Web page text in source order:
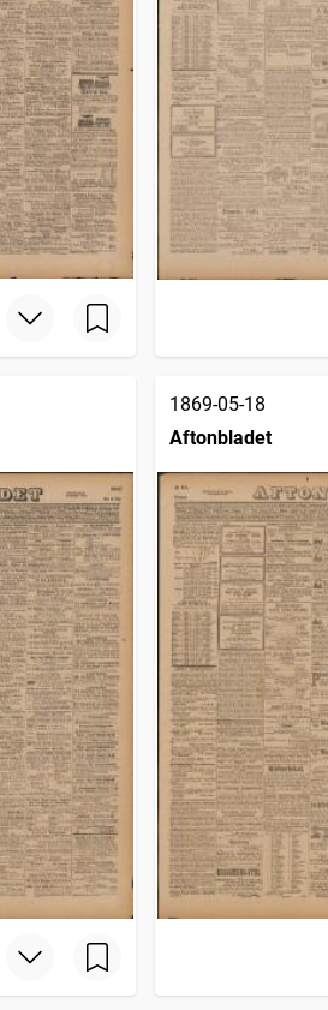
1869-05-18
Aftonbladet